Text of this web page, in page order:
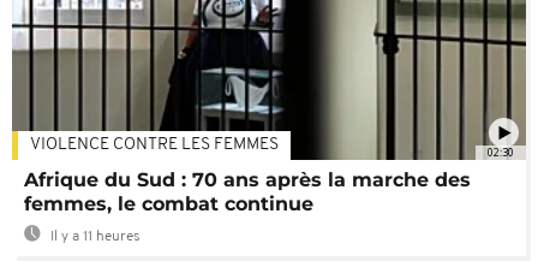
02:30
VIOLENCE CONTRE LES FEMMES
Afrique du Sud : 70 ans après la marche des
femmes, le combat continue
Il y a 11 heures